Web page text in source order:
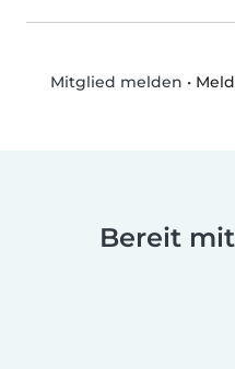
Mitglied melden •
Bereit